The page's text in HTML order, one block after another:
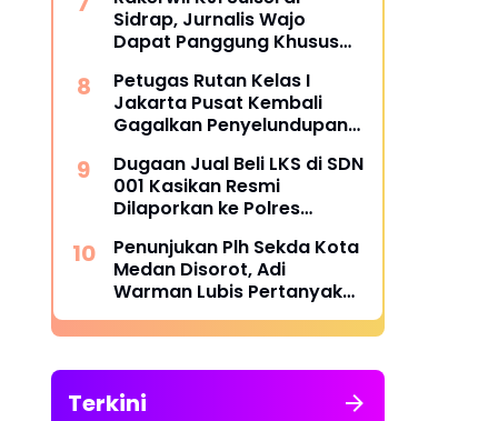
Pembayaran Success Fee
Sidrap, Jurnalis Wajo
Dapat Panggung Khusus
Petugas Rutan Kelas I
Jakarta Pusat Kembali
Gagalkan Penyelundupan
Disembunyikan di Pakaian
Dalam Pengunjung
Dugaan Jual Beli LKS di SDN
001 Kasikan Resmi
Dilaporkan ke Polres
Metroterkini.id Desak Usut
Kasus Ini
Penunjukan Plh Sekda Kota
Medan Disorot, Adi
Warman Lubis Pertanyakan
Komitmen terhadap Sistem
Merit
Terkini